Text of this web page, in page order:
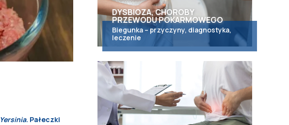
Yersinia. Pałeczki
DYSBIOZA, CHOROBY
PRZEWODU POKARMOWEGO
Biegunka – przyczyny, diagnostyka,
leczenie